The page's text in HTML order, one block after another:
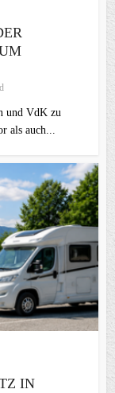
und VdK zu
als auch...
IN